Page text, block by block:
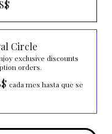
Circle
exclusive discounts
orders.
cada mes hasta que se